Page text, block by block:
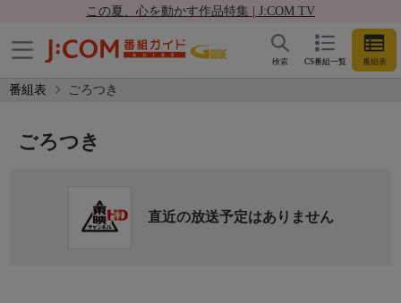
この夏、心を動かす作品特集 | J:COM TV
CS番組一覧 番組表
検索
番組表 ごろつき
ごろつき
直近の放送予定はありません